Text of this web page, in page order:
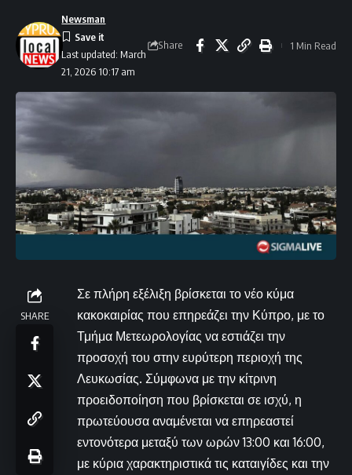
Last updated: March
21, 2026 10:17 am
Newsman
Share 1 Min Read
SHARE
Σε πλήρη εξέλιξη βρίσκεται το νέο κύμα
κακοκαιρίας που επηρεάζει την Κύπρο, με το
Τμήμα Μετεωρολογίας να εστιάζει την
προσοχή του στην ευρύτερη περιοχή της
Λευκωσίας. Σύμφωνα με την κίτρινη
προειδοποίηση που βρίσκεται σε ισχύ, η
πρωτεύουσα αναμένεται να επηρεαστεί
εντονότερα μεταξύ των ωρών 13:00 και 16:00,
με κύρια χαρακτηριστικά τις καταιγίδες και την